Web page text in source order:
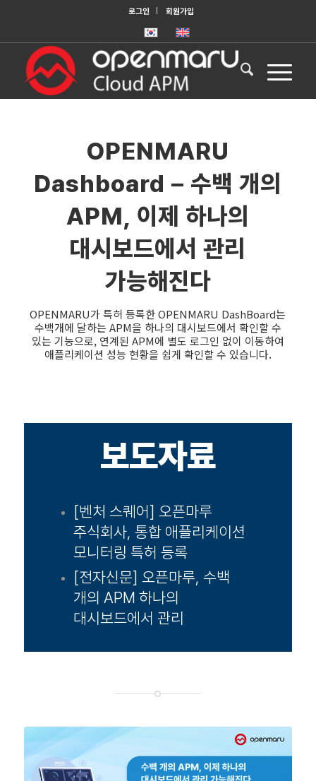
로그인 회원가입
OPENMARU
Dashboard – 수백 개의
APM, 이제 하나의
대시보드에서 관리
가능해진다
OPENMARU가 특허 등록한 OPENMARU DashBoard는
수백개에 달하는 APM을 하나의 대시보드에서 확인할 수
있는 기능으로, 연계된 APM에 별도 로그인 없이 이동하여
애플리케이션 성능 현황을 쉽게 확인할 수 있습니다.
보도자료
[벤처 스퀘어] 오픈마루
주식회사, 통합 애플리케이션
모니터링 특허 등록
[전자신문] 오픈마루, 수백
개의 APM 하나의
대시보드에서 관리